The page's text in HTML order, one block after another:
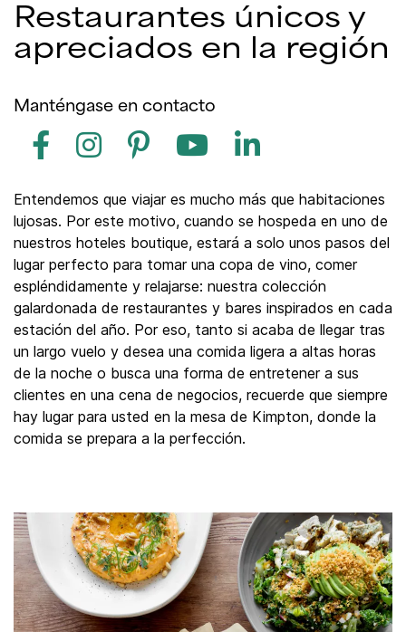
Restaurantes únicos y
apreciados en la región
Manténgase en contacto
Entendemos que viajar es mucho más que habitaciones
lujosas. Por este motivo, cuando se hospeda en uno de
nuestros hoteles boutique, estará a solo unos pasos del
lugar perfecto para tomar una copa de vino, comer
espléndidamente y relajarse: nuestra colección
galardonada de restaurantes y bares inspirados en cada
estación del año. Por eso, tanto si acaba de llegar tras
un largo vuelo y desea una comida ligera a altas horas
de la noche o busca una forma de entretener a sus
clientes en una cena de negocios, recuerde que siempre
hay lugar para usted en la mesa de Kimpton, donde la
comida se prepara a la perfección.